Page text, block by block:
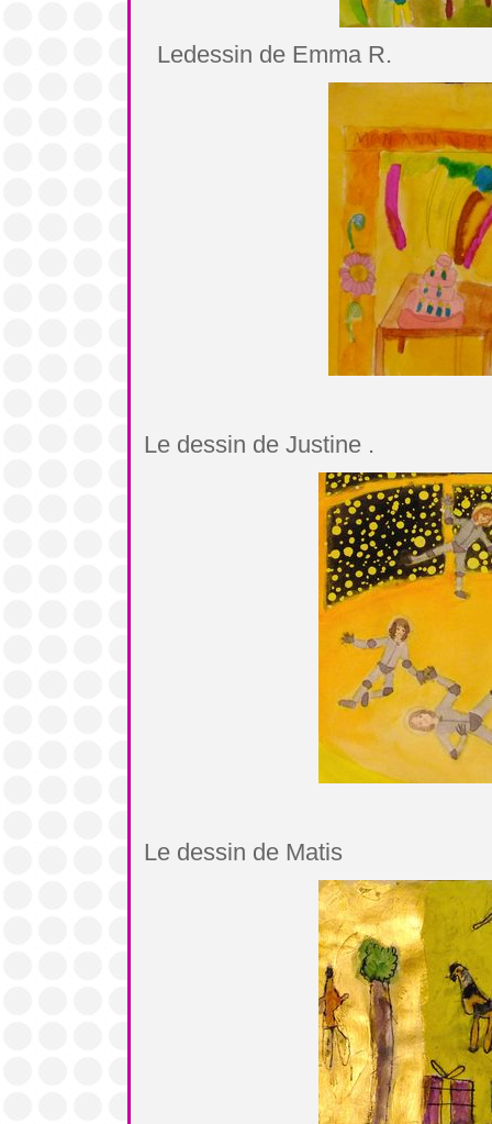
Ledessin de Emma R.
Le dessin de Justine .
Le dessin de Matis